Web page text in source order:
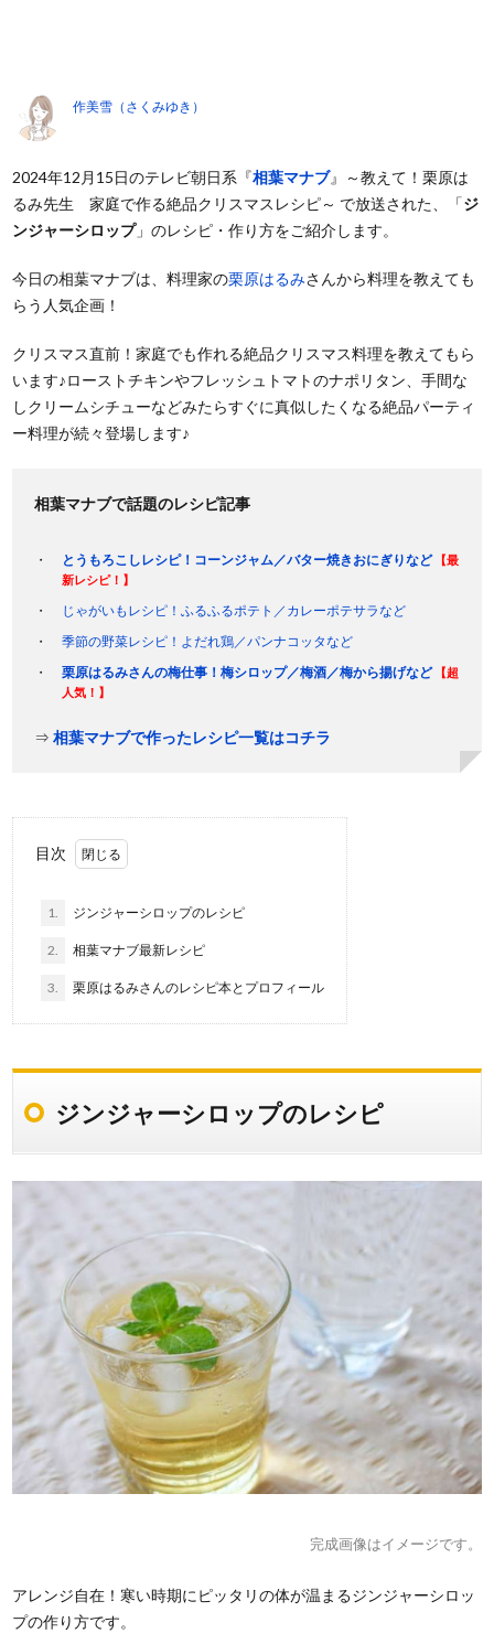
作美雪（さくみゆき）
2024年12月15日のテレビ朝日系『相葉マナブ』～教えて！栗原は
るみ先生 家庭で作る絶品クリスマスレシピ～ で放送された、「ジ
ンジャーシロップ」のレシピ・作り方をご紹介します。
今日の相葉マナブは、料理家の栗原はるみさんから料理を教えても
らう人気企画！
クリスマス直前！家庭でも作れる絶品クリスマス料理を教えてもら
います♪ローストチキンやフレッシュトマトのナポリタン、手間な
しクリームシチューなどみたらすぐに真似したくなる絶品パーティ
ー料理が続々登場します♪
相葉マナブで話題のレシピ記事
とうもろこしレシピ！コーンジャム／バター焼きおにぎりなど
【最
新レシピ！】
じゃがいもレシピ！ふるふるポテト／カレーポテサラなど
季節の野菜レシピ！よだれ鶏／パンナコッタなど
栗原はるみさんの梅仕事！梅シロップ／梅酒／梅から揚げなど
【超
人気！】
⇒相葉マナブで作ったレシピ一覧はコチラ
目次
1. ジンジャーシロップのレシピ
2. 相葉マナブ最新レシピ
3. 栗原はるみさんのレシピ本とプロフィール
ジンジャーシロップのレシピ
完成画像はイメージです。
アレンジ自在！寒い時期にピッタリの体が温まるジンジャーシロッ
プの作り方です。